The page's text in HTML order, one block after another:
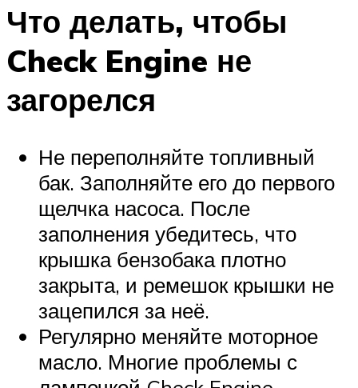
Что делать, чтобы
Check Engine не
загорелся
Не переполняйте топливный
бак. Заполняйте его до первого
щелчка насоса. После
заполнения убедитесь, что
крышка бензобака плотно
закрыта, и ремешок крышки не
зацепился за неё.
Регулярно меняйте моторное
масло. Многие проблемы с